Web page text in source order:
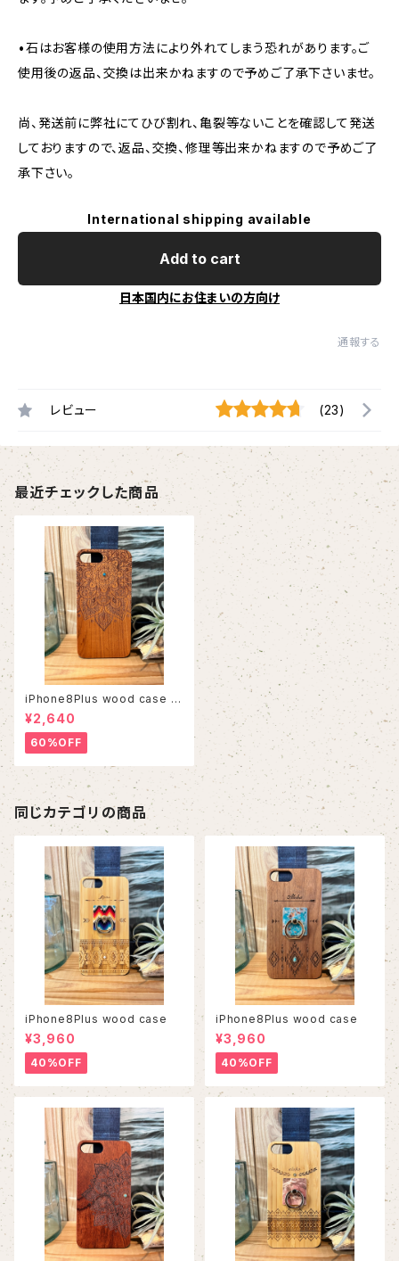
•石はお客様の使用方法により外れてしまう恐れがあります。ご
使用後の返品、交換は出来かねますので予めご了承下さいませ。
尚、発送前に弊社にてひび割れ、亀裂等ないことを確認して発送
しておりますので、返品、交換、修理等出来かねますので予めご了
承下さい。
International shipping available
Add to cart
日本国内にお住まいの方向け
通報する
レビュー (23)
最近チェックした商品
iPhone8Plus wood case 5
6
¥2,640
60%OFF
同じカテゴリの商品
iPhone8Plus wood case
¥3,960
40%OFF
iPhone8Plus wood case
¥3,960
40%OFF